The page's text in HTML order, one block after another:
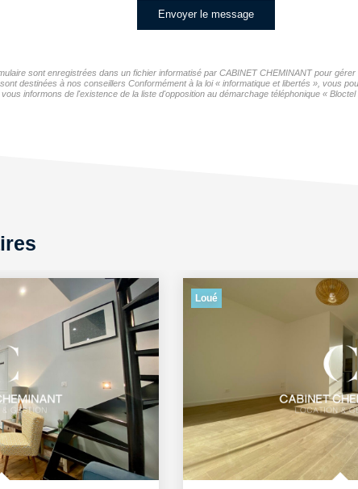
Envoyer le message
sont enregistrées dans un fichier informatisé par CABINET CHEMINANT pour
destinées à nos conseillers Conformément à la loi « informatique et libertés »,
informons de l'existence de la liste d'opposition au démarchage téléphonique «
Loué